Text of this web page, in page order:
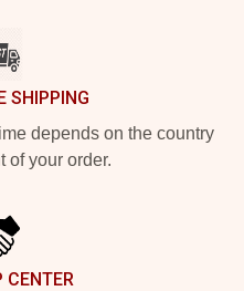
SHIPPING
depends on the country
of your order.
CENTER